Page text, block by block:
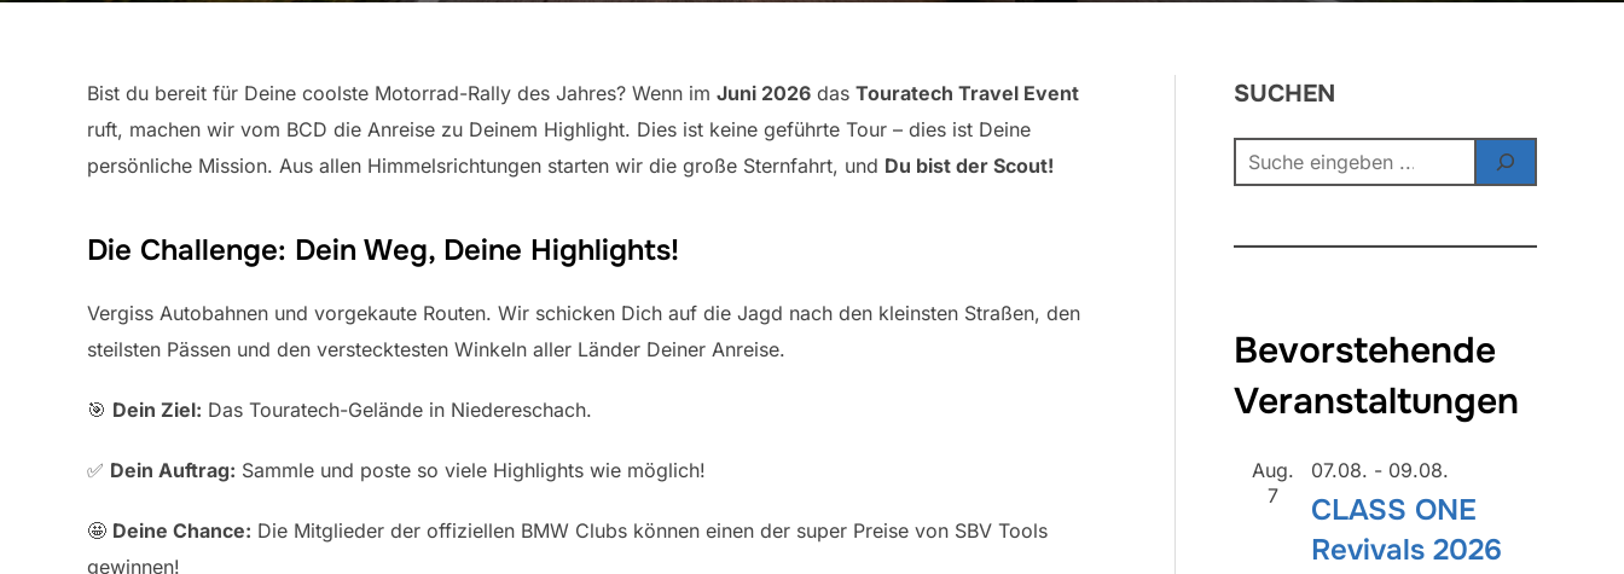
Bist du bereit für Deine coolste Motorrad-Rally des Jahres? Wenn im Juni 2026 das Touratech Travel Event
ruft, machen wir vom BCD die Anreise zu Deinem Highlight. Dies ist keine geführte Tour – dies ist Deine
persönliche Mission. Aus allen Himmelsrichtungen starten wir die große Sternfahrt, und Du bist der Scout!
Die Challenge: Dein Weg, Deine Highlights!
Vergiss Autobahnen und vorgekaute Routen. Wir schicken Dich auf die Jagd nach den kleinsten Straßen, den
steilsten Pässen und den verstecktesten Winkeln aller Länder Deiner Anreise.
🎯 Dein Ziel: Das Touratech-Gelände in Niedereschach.
✅ Dein Auftrag: Sammle und poste so viele Highlights wie möglich!
🤩 Deine Chance: Die Mitglieder der offiziellen BMW Clubs können einen der super Preise von SBV Tools
gewinnen!
SUCHEN
Bevorstehende
Veranstaltungen
Aug.
7
07.08. - 09.08.
CLASS ONE
Revivals 2026